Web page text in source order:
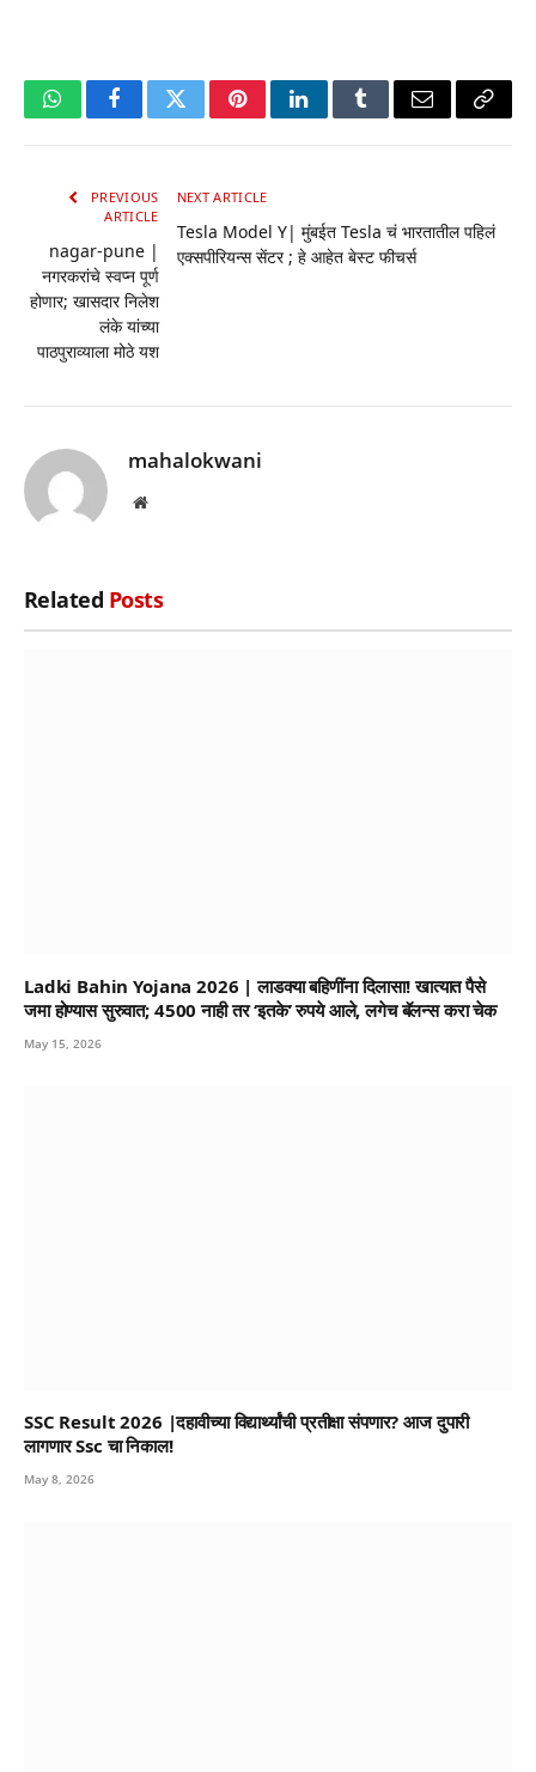
WhatsAppFacebookTwitterPinterestLinkedInTumblrEmail Copy
PREVIOUS
ARTICLE
nagar-pune |
नगरकरांचे स्वप्न पूर्ण
होणार; खासदार निलेश
लंके यांच्या
पाठपुराव्याला मोठे यश
NEXT ARTICLE
Tesla Model Y| मुंबईत Tesla चं भारतातील पहिलं
एक्सपीरियन्स सेंटर ; हे आहेत बेस्ट फीचर्स
mahalokwani
Website
Related Posts
Ladki Bahin Yojana 2026 | लाडक्या बहिणींना दिलासा! खात्यात पैसे
जमा होण्यास सुरुवात; 4500 नाही तर ‘इतके’ रुपये आले, लगेच बॅलन्स करा चेक
May 15, 2026
SSC Result 2026 |दहावीच्या विद्यार्थ्यांची प्रतीक्षा संपणार? आज दुपारी
लागणार Ssc चा निकाल!
May 8, 2026